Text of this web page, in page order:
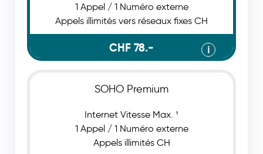
1 Appel / 1 Numéro externe
Appels illimités vers réseaux fixes CH
CHF 78.- ℹ
SOHO Premium
Internet Vitesse Max. ¹
1 Appel / 1 Numéro externe
Appels illimités CH